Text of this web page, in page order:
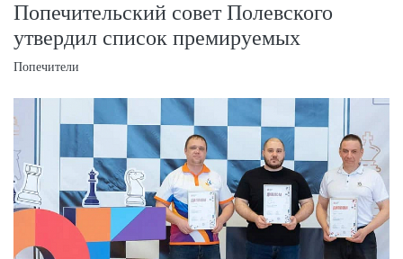
Попечительский совет Полевского
утвердил список премируемых
Попечители